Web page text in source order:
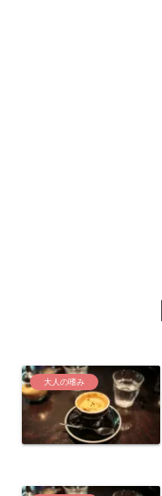
大人の嗜み